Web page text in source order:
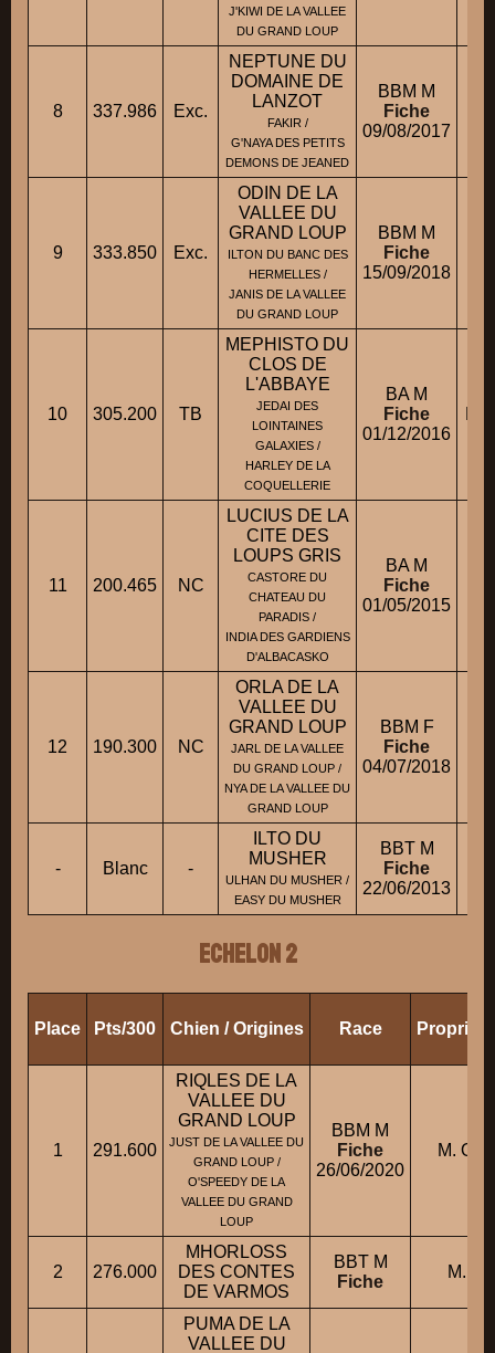
J'KIWI DE LA VALLEE
DU GRAND LOUP
8 337.986 Exc.
NEPTUNE DU
DOMAINE DE
LANZOT
FAKIR /
G'NAYA DES PETITS
DEMONS DE JEANED
BBM M
Fiche
09/08/2017
9 333.850 Exc.
ODIN DE LA
VALLEE DU
GRAND LOUP
ILTON DU BANC DES
HERMELLES /
JANIS DE LA VALLEE
DU GRAND LOUP
BBM M
Fiche
15/09/2018
10 305.200 TB
MEPHISTO DU
CLOS DE
L'ABBAYE
JEDAI DES
LOINTAINES
GALAXIES /
HARLEY DE LA
COQUELLERIE
BA M
Fiche
01/12/2016
11 200.465 NC
LUCIUS DE LA
CITE DES
LOUPS GRIS
CASTORE DU
CHATEAU DU
PARADIS /
INDIA DES GARDIENS
D'ALBACASKO
BA M
Fiche
01/05/2015
12 190.300 NC
ORLA DE LA
VALLEE DU
GRAND LOUP
JARL DE LA VALLEE
DU GRAND LOUP /
NYA DE LA VALLEE DU
GRAND LOUP
BBM F
Fiche
04/07/2018
- Blanc -
ILTO DU
MUSHER
ULHAN DU MUSHER /
EASY DU MUSHER
BBT M
Fiche
22/06/2013
ECHELON 2
Place Pts/300 Chien / Origines Race
1 291.600
RIQLES DE LA
VALLEE DU
GRAND LOUP
JUST DE LA VALLEE DU
GRAND LOUP /
O'SPEEDY DE LA
VALLEE DU GRAND
LOUP
BBM M
Fiche
26/06/2020
M.
2 276.000
MHORLOSS
DES CONTES
DE VARMOS
BBT M
Fiche
M.
PUMA DE LA
VALLEE DU